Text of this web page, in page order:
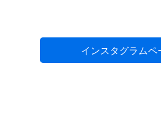
お部屋に関するご要望がご
入ください。インスタグラムペ